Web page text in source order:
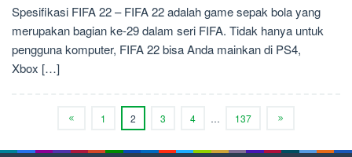
Spesifikasi FIFA 22 – FIFA 22 adalah game sepak bola yang
merupakan bagian ke-29 dalam seri FIFA. Tidak hanya untuk
pengguna komputer, FIFA 22 bisa Anda mainkan di PS4,
Xbox […]
1 2 3 4 … 137